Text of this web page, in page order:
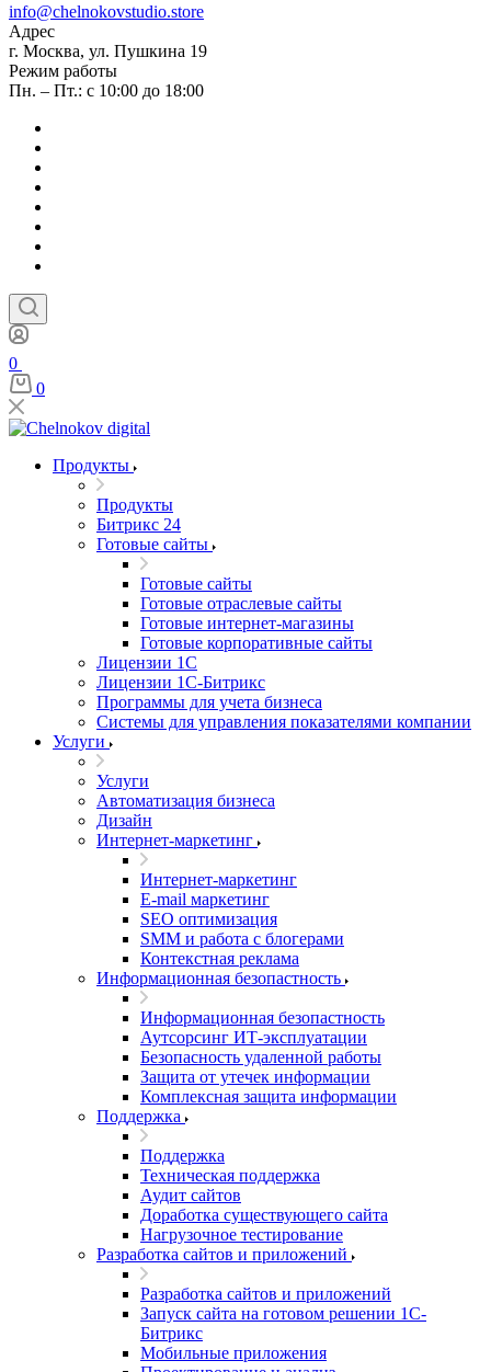
info@chelnokovstudio.store
Адрес
г. Москва, ул. Пушкина 19
Режим работы
Пн. – Пт.: с 10:00 до 18:00
0
0
Продукты
Продукты
Битрикс 24
Готовые сайты
Готовые сайты
Готовые отраслевые сайты
Готовые интернет-магазины
Готовые корпоративные сайты
Лицензии 1С
Лицензии 1С-Битрикс
Программы для учета бизнеса
Системы для управления показателями компании
Услуги
Услуги
Автоматизация бизнеса
Дизайн
Интернет-маркетинг
Интернет-маркетинг
E-mail маркетинг
SEO оптимизация
SMM и работа с блогерами
Контекстная реклама
Информационная безопастность
Информационная безопастность
Аутсорсинг ИТ-эксплуатации
Безопасность удаленной работы
Защита от утечек информации
Комплексная защита информации
Поддержка
Поддержка
Техническая поддержка
Аудит сайтов
Доработка существующего сайта
Нагрузочное тестирование
Разработка сайтов и приложений
Разработка сайтов и приложений
Запуск сайта на готовом решении 1С-
Битрикс
Мобильные приложения